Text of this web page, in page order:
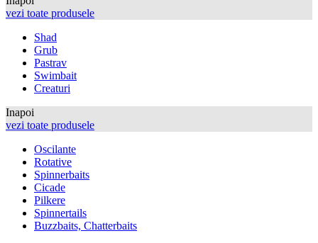
vezi toate produsele
Shad
Grub
Pastrav
Swimbait
Creaturi
Inapoi
vezi toate produsele
Oscilante
Rotative
Spinnerbaits
Cicade
Pilkere
Spinnertails
Buzzbaits, Chatterbaits